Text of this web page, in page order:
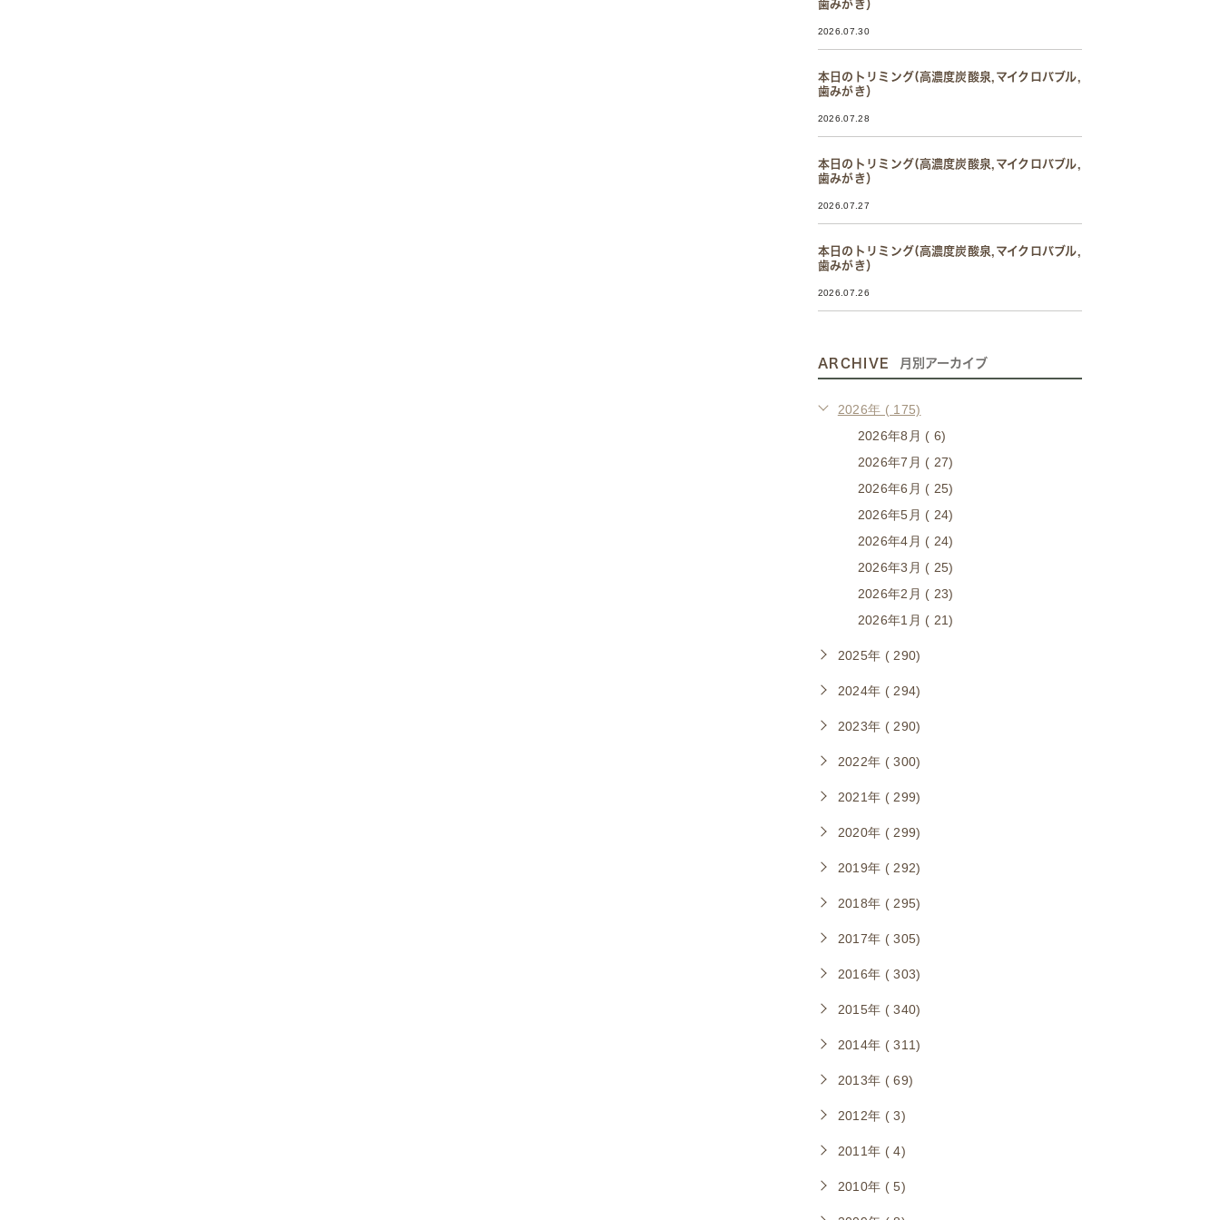
歯みがき）
2026.07.30
本日のトリミング(高濃度炭酸泉,マイクロバブル,
歯みがき）
2026.07.28
本日のトリミング(高濃度炭酸泉,マイクロバブル,
歯みがき）
2026.07.27
本日のトリミング(高濃度炭酸泉,マイクロバブル,
歯みがき）
2026.07.26
ARCHIVE 月別アーカイブ
2026年 ( 175)
2026年8月 ( 6)
2026年7月 ( 27)
2026年6月 ( 25)
2026年5月 ( 24)
2026年4月 ( 24)
2026年3月 ( 25)
2026年2月 ( 23)
2026年1月 ( 21)
2025年 ( 290)
2024年 ( 294)
2023年 ( 290)
2022年 ( 300)
2021年 ( 299)
2020年 ( 299)
2019年 ( 292)
2018年 ( 295)
2017年 ( 305)
2016年 ( 303)
2015年 ( 340)
2014年 ( 311)
2013年 ( 69)
2012年 ( 3)
2011年 ( 4)
2010年 ( 5)